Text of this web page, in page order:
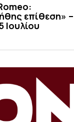
επίθεση»
Ιουλίου